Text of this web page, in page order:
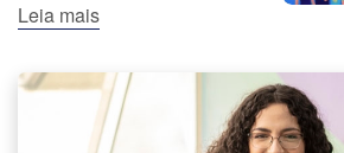
Leia mais